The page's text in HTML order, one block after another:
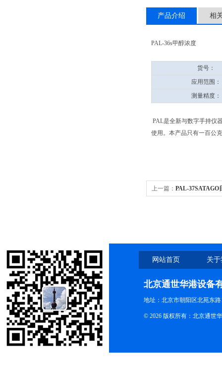
产品介绍 相
PAL-36s甲醇浓度
货号：
应用范围：
测量精度：
PAL是全新与数字手持仪
使用。本产品只有一百公
上一篇： PAL-37SATAGO
网站首页 关
北京通世华港设备
地址：北京市朝阳区北苑东路
© 2026 版权所有：北京通世